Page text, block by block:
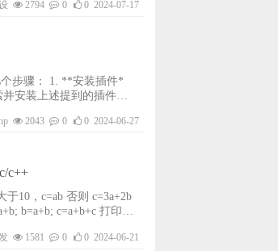
2794 0 0 2024-07-17
装插件*
安装上述提到的插件。
执行文件路径等。 3. **使用插件功能**： - **PHP IntelliSense**：配置`p
2043 0 0 2024-06-27
c++
1581 0 0 2024-06-21